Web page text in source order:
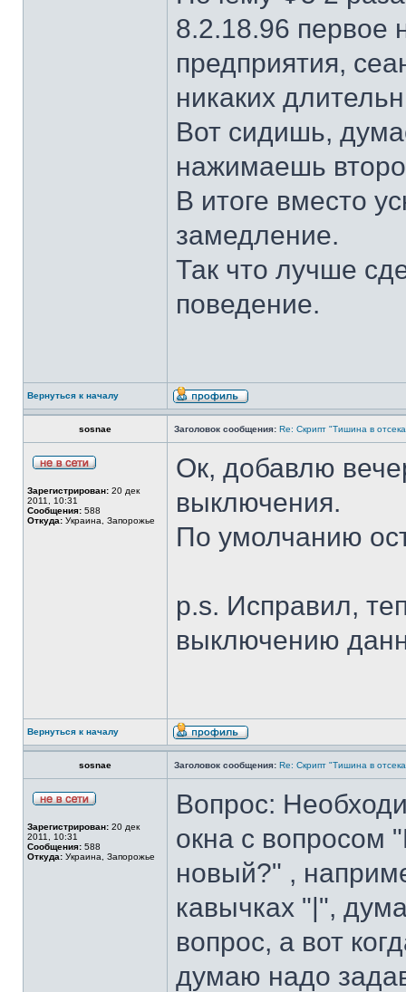
8.2.18.96 первое
предприятия,
никаких
Вот сидишь,
нажимаешь
В итоге вместо
замедление.
Так что лучше
поведение.
Вернуться к началу
sosnae Заголовок сообщения: Re: Скрипт "Тишина в
Зарегистрирован: 20 дек
2011, 10:31
Сообщения: 588
Откуда: Украина, Запорожье
Ок, добавлю
выключения.
По умолчанию
p.s. Исправил,
выключению
Вернуться к началу
sosnae Заголовок сообщения: Re: Скрипт "Тишина в
Зарегистрирован: 20 дек
2011, 10:31
Сообщения: 588
Откуда: Украина, Запорожье
Вопрос:
окна с вопросом
новый?" ,
кавычках "|",
вопрос, а вот
думаю надо